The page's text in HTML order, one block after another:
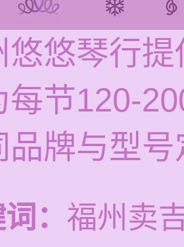
悠悠琴行
每节120-
品牌与型
： 福州卖